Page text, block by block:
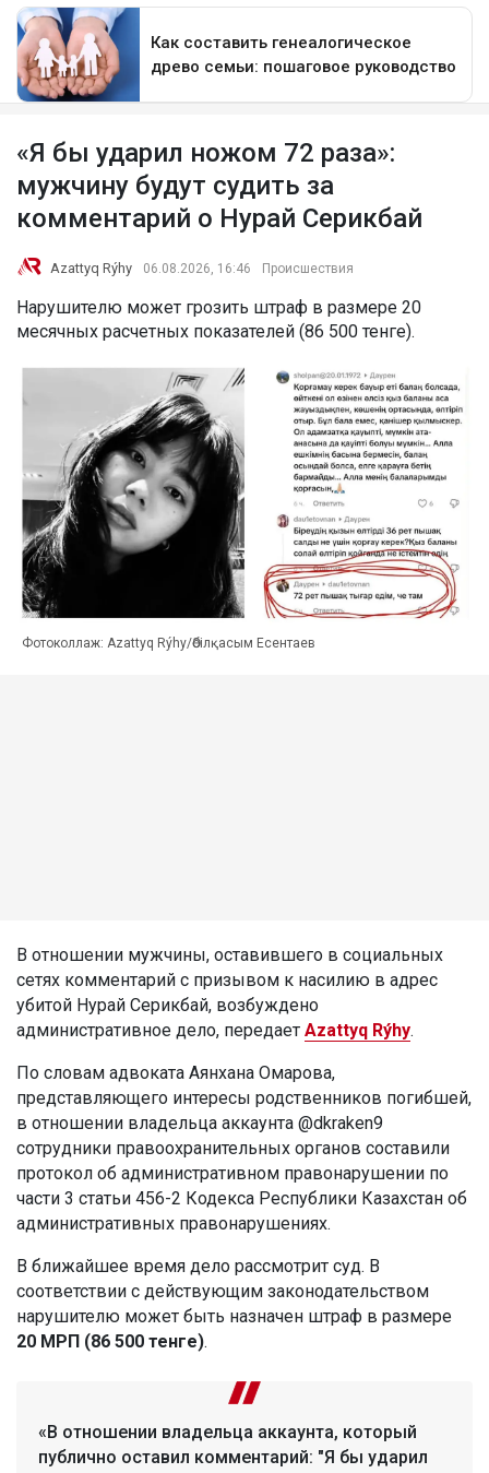
«Я бы ударил ножом 72 раза»:
мужчину будут судить за
комментарий о Нурай Серикбай
Azattyq Rýhy 06.08.2026, 16:46 Происшествия
Нарушителю может грозить штраф в размере 20
месячных расчетных показателей (86 500 тенге).
Фотоколлаж: Azattyq Rýhy/Әбілқасым Есентаев
В отношении мужчины, оставившего в социальных
сетях комментарий с призывом к насилию в адрес
убитой Нурай Серикбай, возбуждено
административное дело, передает Azattyq Rýhy.
По словам адвоката Аянхана Омарова,
представляющего интересы родственников погибшей,
в отношении владельца аккаунта @dkraken9
сотрудники правоохранительных органов составили
протокол об административном правонарушении по
части 3 статьи 456-2 Кодекса Республики Казахстан об
административных правонарушениях.
В ближайшее время дело рассмотрит суд. В
соответствии с действующим законодательством
нарушителю может быть назначен штраф в размере
20 МРП (86 500 тенге).
«В отношении владельца аккаунта, который
публично оставил комментарий: "Я бы ударил